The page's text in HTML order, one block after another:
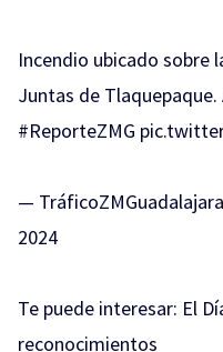
Incendio ubicado sobre
Juntas de Tlaquepaque.
#ReporteZMG
—
2024
Te puede interesar: El
reconocimientos